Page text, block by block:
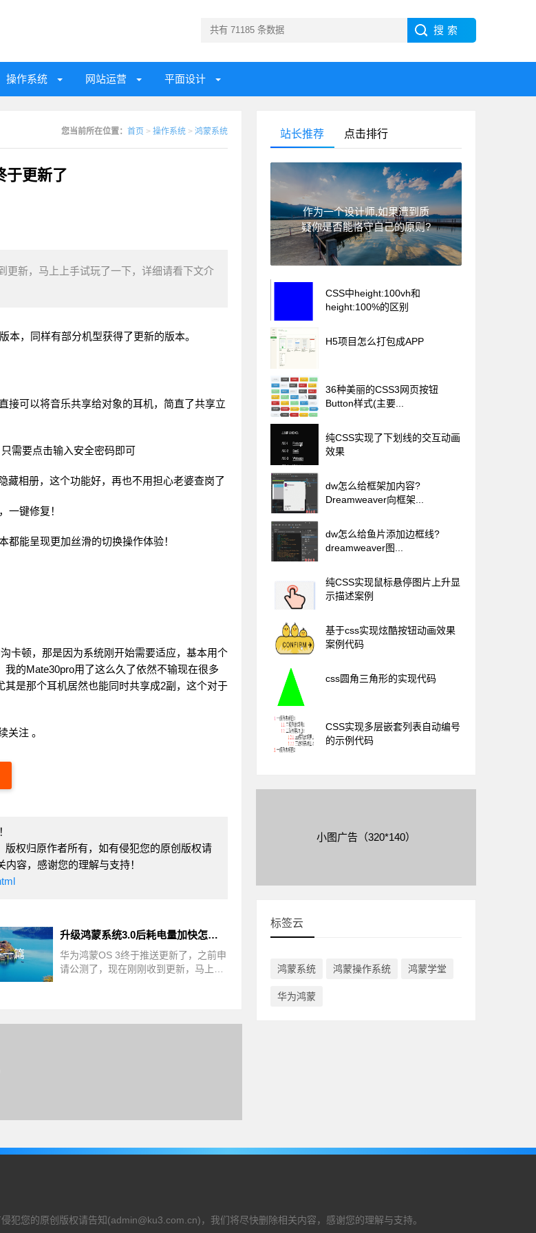
操作系统 网站运营 平面设计
您当前所在位置： 首页 > 操作系统 > 鸿蒙系统
于更新了
更新，马上上手试玩了一下，详细请看下文介
本，同样有部分机型获得了更新的版本。
接可以将音乐共享给对象的耳机，简直了共享立
需要点击输入安全密码即可
藏相册，这个功能好，再也不用担心老婆查岗了
一键修复！
都能呈现更加丝滑的切换操作体验！
卡顿，那是因为系统刚开始需要适应，基本用个
的Mate30pro用了这么久了依然不输现在很多
是那个耳机居然也能同时共享成2副，这个对于
关注 。
权归原作者所有，如有侵犯您的原创版权请
容，感谢您的理解与支持！
一篇
升级鸿蒙系统3.0后耗电量加快怎么办? 官方解决方法来了
华为鸿蒙OS 3终于推送更新了，之前申
请公测了，现在刚刚收到更新，马上上
站长推荐 点击排行
作为一个设计师,如果遭到质
疑你是否能恪守自己的原则?
CSS中height:100vh和
height:100%的区别
H5项目怎么打包成APP
36种美丽的CSS3网页按钮
Button样式(主要...
纯CSS实现了下划线的交互动画
效果
dw怎么给框架加内容?
Dreamweaver向框架...
dw怎么给鱼片添加边框线?
dreamweaver图...
纯CSS实现鼠标悬停图片上升显
示描述案例
基于css实现炫酷按钮动画效果
案例代码
css圆角三角形的实现代码
CSS实现多层嵌套列表自动编号
的示例代码
小图广告（320*140）
标签云
鸿蒙系统 鸿蒙操作系统 鸿蒙学堂
华为鸿蒙
您的原创版权请告知(admin@ku3.com.cn)，我们将尽快删除相关内容，感谢您的理解与支持。